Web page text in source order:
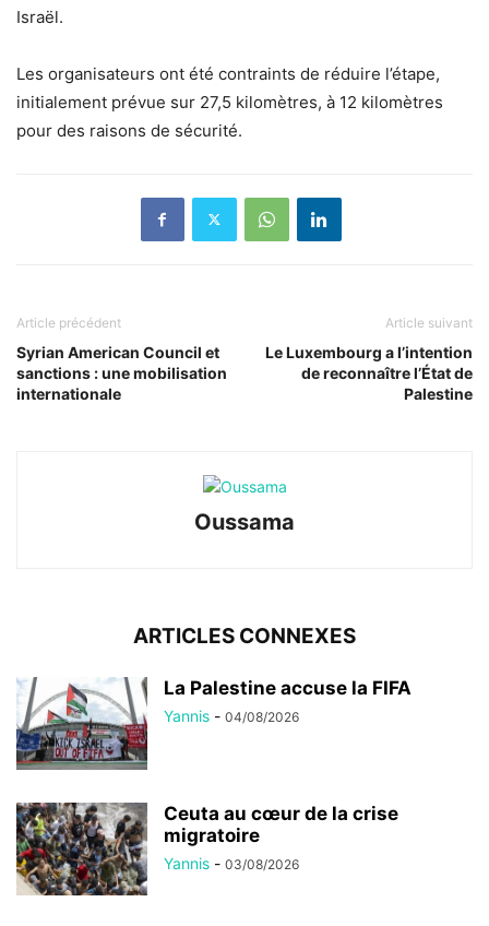
Israël.
Les organisateurs ont été contraints de réduire l’étape,
initialement prévue sur 27,5 kilomètres, à 12 kilomètres
pour des raisons de sécurité.
Article précédent
Syrian American Council et
sanctions : une mobilisation
internationale
Article suivant
Le Luxembourg a l’intention
de reconnaître l’État de
Palestine
Oussama
ARTICLES CONNEXES
La Palestine accuse la FIFA
Yannis - 04/08/2026
Ceuta au cœur de la crise
migratoire
Yannis - 03/08/2026